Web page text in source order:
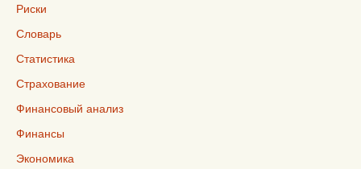
Риски
Словарь
Статистика
Страхование
Финансовый анализ
Финансы
Экономика